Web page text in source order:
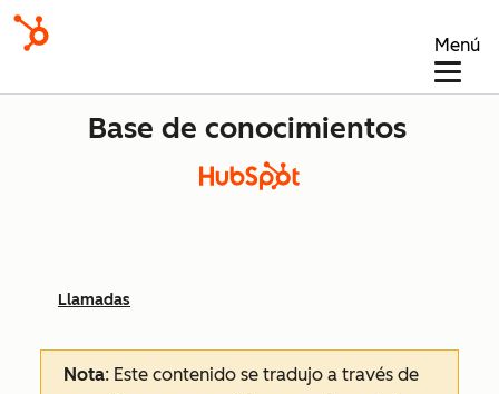
Menú
Base de conocimientos
Llamadas
Nota: Este contenido se tradujo a través de